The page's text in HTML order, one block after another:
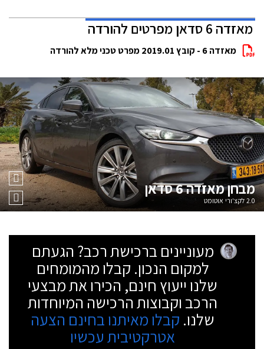
מאזדה 6 סדאן מפרטים להורדה
מאזדה 6 - קובץ 2019.01 מפרט טכני מלא להורדה
מבחןמאזדה 6 סדאן
2.0 לקצ'ורי אוטומט
מעוניינים ברכישת רכב? הגעתם
למקום הנכון. קבלו מהמומחים
שלנו ייעוץ חינם, הכירו את מבצעי
הרכב וקבוצות הרכישה המיוחדות
שלנו. קבלו מאיתנו בחינם הצעה
אטרקטיבית עכשיו